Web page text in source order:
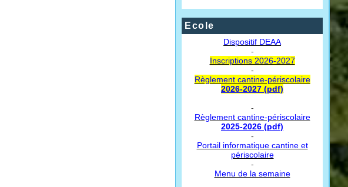
Ecole
Dispositif DEAA
-
Inscriptions 2026-2027
-
Règlement cantine-périscolaire
2026-2027 (pdf)
-
Règlement cantine-périscolaire
2025-2026 (pdf)
-
Portail informatique cantine et
périscolaire
-
Menu de la semaine